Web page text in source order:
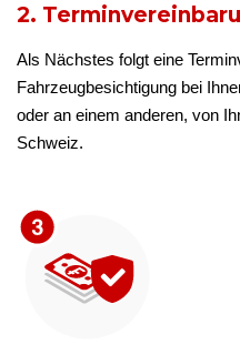
2.
Als Nächstes folgt eine
Fahrzeugbesichtigung bei
oder an einem anderen, von
Schweiz.